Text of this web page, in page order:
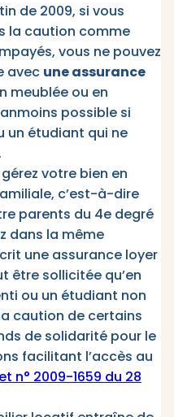
de 2009, si vous
la caution comme
vous ne pouvez
avec une assurance
meublée ou en
possible si
un étudiant qui ne
votre bien en
c’est-à-dire
parents du 4e degré
dans la même
une assurance loyer
être sollicitée qu’en
ou un étudiant non
caution de certains
de solidarité pour le
facilitant l’accès au
n° 2009-1659 du 28